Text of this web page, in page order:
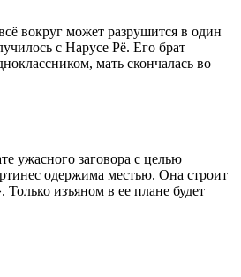
вокруг может разрушится в один
с Нарусе Рё. Его брат
мать скончалась во
ужасного заговора с целью
одержима местью. Она строит
Только изъяном в ее плане будет